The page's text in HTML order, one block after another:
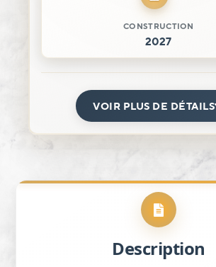
CONSTRUCTION
2027
VOIR PLUS DE DÉTAILS
Description